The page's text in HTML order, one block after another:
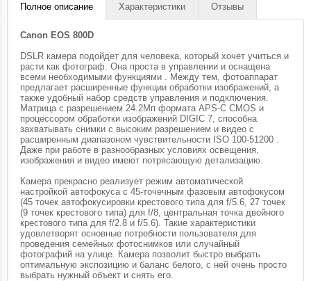
Полное описание Характеристики Отзывы
Canon EOS 800D
DSLR камера подойдет для человека, который хочет учиться и
расти как фотограф. Она проста в управлении и оснащена
всеми необходимыми функциями . Между тем, фотоаппарат
предлагает расширенные функции обработки изображений, а
также удобный набор средств управления и подключения.
Матрица с разрешением 24.2Мп формата APS-C CMOS и
процессором обработки изображений DIGIC 7, способна
захватывать снимки с высоким разрешением и видео с
расширенным диапазоном чувствительности ISO 100-51200 .
Даже при работе в разнообразных условиях освещения,
изображения и видео имеют потрясающую детализацию.
Камера прекрасно реализует режим автоматической
настройкой автофокуса с 45-точечным фазовым автофокусом
(45 точек автофокусировки крестового типа для f/5.6, 27 точек
(9 точек крестового типа) для f/8, центральная точка двойного
крестового типа для f/2.8 и f/5.6). Такие характеристики
удовлетворят основные потребности пользователя для
проведения семейных фотоснимков или случайный
фотографий на улице. Камера позволит быстро выбрать
оптимальную экспозицию и баланс белого, с ней очень просто
выбрать нужный объект и снять его.